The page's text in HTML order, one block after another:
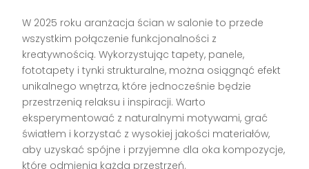
W 2025 roku aranżacja ścian w salonie to przede
wszystkim połączenie funkcjonalności z
kreatywnością. Wykorzystując tapety, panele,
fototapety i tynki strukturalne, można osiągnąć efekt
unikalnego wnętrza, które jednocześnie będzie
przestrzenią relaksu i inspiracji. Warto
eksperymentować z naturalnymi motywami, grać
światłem i korzystać z wysokiej jakości materiałów,
aby uzyskać spójne i przyjemne dla oka kompozycje,
które odmienią każdą przestrzeń.